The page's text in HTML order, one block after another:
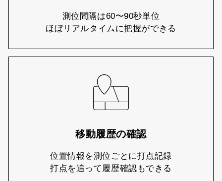
測位間隔は60〜90秒単位
ほぼリアルタイムに把握ができる
移動履歴の確認
位置情報を測位ごとに打点記録
打点を追って履歴確認もできる